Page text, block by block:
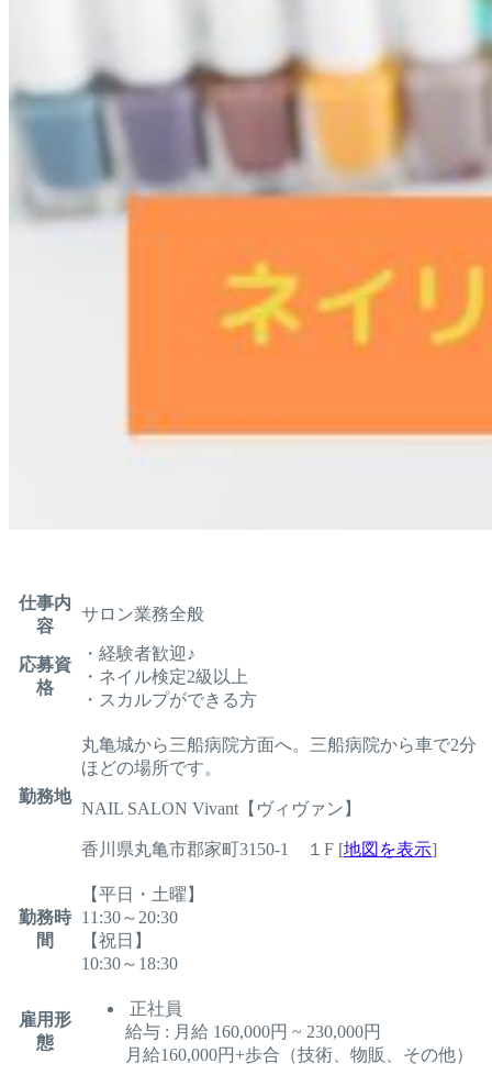
仕事内
容
サロン業務全般
応募資
格
・経験者歓迎♪
・ネイル検定2級以上
・スカルプができる方
勤務地
丸亀城から三船病院方面へ。三船病院から車で2分
ほどの場所です。
NAIL SALON Vivant【ヴィヴァン】
香川県丸亀市郡家町3150-1 １F [地図を表示]
勤務時
間
【平日・土曜】
11:30～20:30
【祝日】
10:30～18:30
雇用形
態
正社員
給与 : 月給 160,000円 ~ 230,000円
月給160,000円+歩合（技術、物販、その他）